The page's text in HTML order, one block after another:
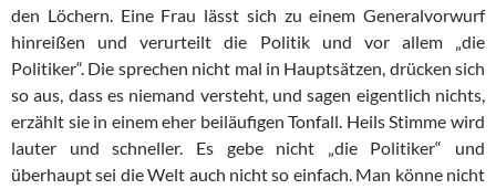
den Löchern. Eine Frau lässt sich zu einem Generalvorwurf
hinreißen und verurteilt die Politik und vor allem „die
Politiker“. Die sprechen nicht mal in Hauptsätzen, drücken sich
so aus, dass es niemand versteht, und sagen eigentlich nichts,
erzählt sie in einem eher beiläufigen Tonfall. Heils Stimme wird
lauter und schneller. Es gebe nicht „die Politiker“ und
überhaupt sei die Welt auch nicht so einfach. Man könne nicht